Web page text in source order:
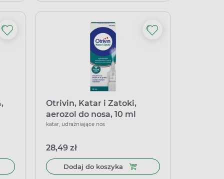
50 tabletek
do koszyka Xylometazolin WZF 0,1%, krople do nosa, 10 ml
Otrivin, Katar i Zatoki,
aerozol do nosa, 10 ml
katar, udrażniające nos
28,49 zł
Dodaj do koszyka Dodaj do koszyka Otrivin,